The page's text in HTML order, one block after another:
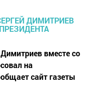
вместе со
на
сайт газеты